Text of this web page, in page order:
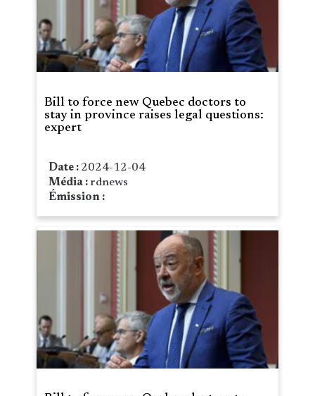
Bill to force new Quebec doctors to
stay in province raises legal questions:
expert
Date : 2024-12-04
Média : rdnews
Émission :